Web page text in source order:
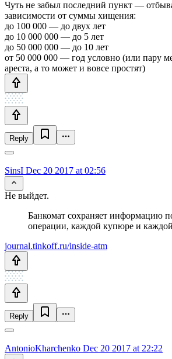
Чуть не забыл последний пункт —
зависимости от суммы хищения:
до 100 000 — до двух лет
до 10 000 000 — до 5 лет
до 50 000 000 — до 10 лет
от 50 000 000 — год условно (или пару
ареста, а то может и вовсе простят)
Reply
SinsI Dec 20 2017 at 02:56
Не выйдет.
Банкомат сохраняет информацию
операции, каждой купюре и
journal.tinkoff.ru/inside-atm
Reply
AntonioKharchenko Dec 20 2017 at 22:22